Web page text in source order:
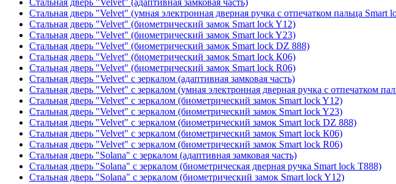
Стальная дверь "Velvet" (адаптивная замковая часть)
Стальная дверь "Velvet" (умная электронная дверная ручка с отпечатком пальца Smart
Стальная дверь "Velvet" (биометрический замок Smart lock Y12)
Стальная дверь "Velvet" (биометрический замок Smart lock Y23)
Стальная дверь "Velvet" (биометрический замок Smart lock DZ 888)
Стальная дверь "Velvet" (биометрический замок Smart lock К06)
Стальная дверь "Velvet" (биометрический замок Smart lock R06)
Стальная дверь "Velvet" с зеркалом (адаптивная замковая часть)
Стальная дверь "Velvet" с зеркалом (умная электронная дверная ручка с отпечатком
Стальная дверь "Velvet" с зеркалом (биометрический замок Smart lock Y12)
Стальная дверь "Velvet" с зеркалом (биометрический замок Smart lock Y23)
Стальная дверь "Velvet" с зеркалом (биометрический замок Smart lock DZ 888)
Стальная дверь "Velvet" с зеркалом (биометрический замок Smart lock К06)
Стальная дверь "Velvet" с зеркалом (биометрический замок Smart lock R06)
Стальная дверь "Solana" с зеркалом (адаптивная замковая часть)
Стальная дверь "Solana" с зеркалом (биометрическая дверная ручка Smart lock T888)
Стальная дверь "Solana" с зеркалом (биометрический замок Smart lock Y12)